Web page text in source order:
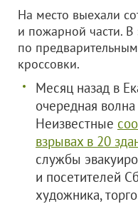
На место выехали
и пожарной части. В
по
кроссовки.
Месяц назад в
очередная
Неизвестные
взрывах в 20
службы
и посетителей
художника,